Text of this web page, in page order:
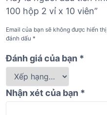
100 hộp 2 vỉ x 10 viên”
Email của bạn sẽ không được hiển
đánh dấu *
Đánh giá của bạn *
Nhận xét của bạn *